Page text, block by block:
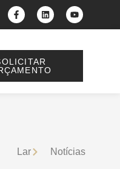
Lar Notícias